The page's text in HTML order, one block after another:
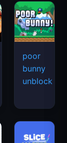
poor
bunny
unblock